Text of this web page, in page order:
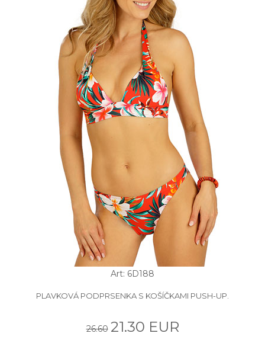
Art: 6D188
PLAVKOVÁ PODPRSENKA S KOŠÍČKAMI PUSH-UP.
26.60 21.30 EUR